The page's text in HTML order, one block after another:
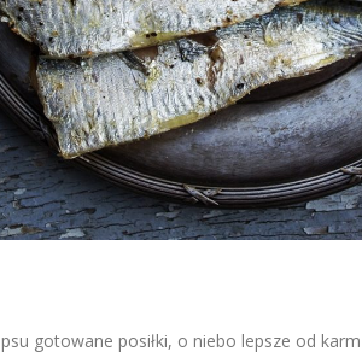
gotowane posiłki, o niebo lepsze od